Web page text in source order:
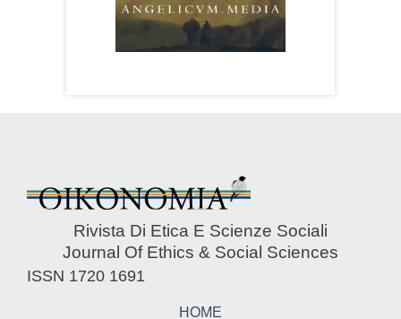
Rivista Di Etica E Scienze Sociali
Journal Of Ethics & Social Sciences
ISSN 1720 1691
HOME